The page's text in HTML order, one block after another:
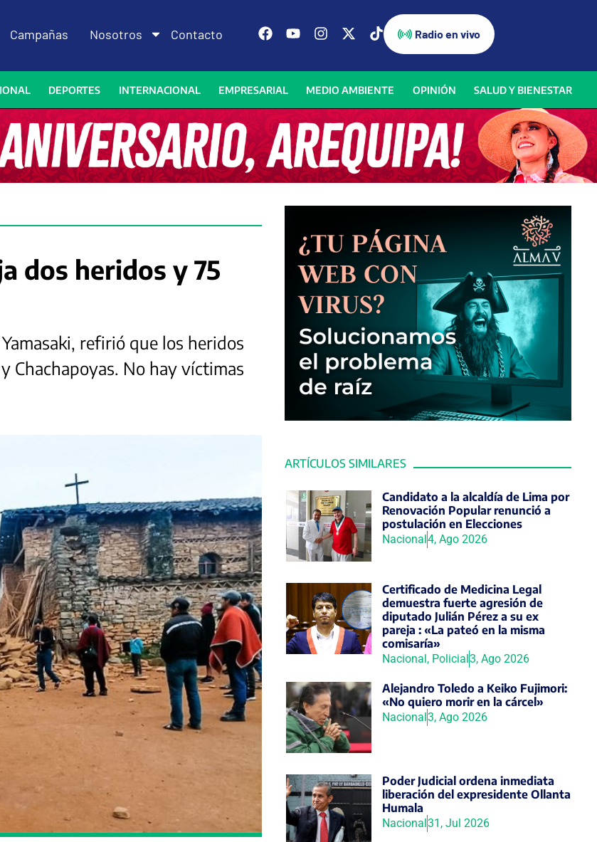
Campañas Nosotros Contacto Radio en vivo
DEPORTES INTERNACIONAL EMPRESARIAL MEDIO AMBIENTE OPINIÓN SALUD Y BIENESTAR
ARTÍCULOS SIMILARES
Candidato a la alcaldía de Lima por
Renovación Popular renunció a
postulación en Elecciones
Nacional4, Ago 2026
Certificado de Medicina Legal
demuestra fuerte agresión de
diputado Julián Pérez a su ex
pareja : «La pateó en la misma
comisaría»
Nacional, Policial3, Ago 2026
Alejandro Toledo a Keiko Fujimori:
«No quiero morir en la cárcel»
Nacional3, Ago 2026
Poder Judicial ordena inmediata
liberación del expresidente Ollanta
Humala
Nacional31, Jul 2026
dos heridos y 75
refirió que los heridos
Chachapoyas. No hay víctimas